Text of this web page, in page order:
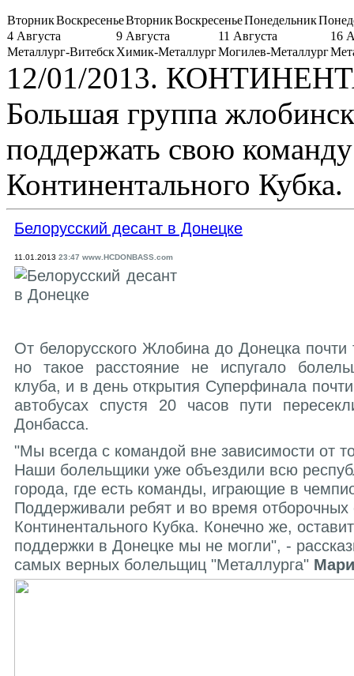
ВторникВоскресеньеВторникВоскресеньеПонедельник
4 Августа
9 Августа 11 Августа
16
Металлург-ВитебскХимик-МеталлургМогилев-Металлург
12/01/2013.
Большая группа
поддержать свою
Континентального Кубка.
Белорусский десант в Донецке
11.01.2013 23:47 www.HCDONBASS.com
От белорусского Жлобина до Донецка почти
но такое расстояние не испугало
клуба, и в день открытия Суперфинала
автобусах спустя 20 часов пути
Донбасса.
"Мы всегда с командой вне зависимости от
Наши болельщики уже объездили всю
города, где есть команды, играющие в
Поддерживали ребят и во время отборочных
Континентального Кубка. Конечно же,
поддержки в Донецке мы не могли", -
самых верных болельщиц "Металлурга"